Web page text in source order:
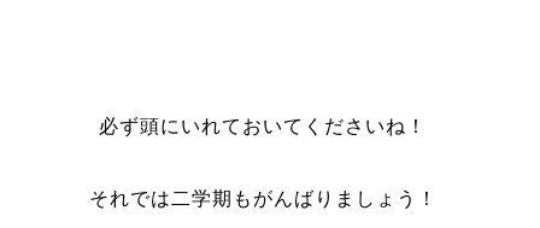
必ず頭にいれておいてくださいね！
それでは二学期もがんばりましょう！